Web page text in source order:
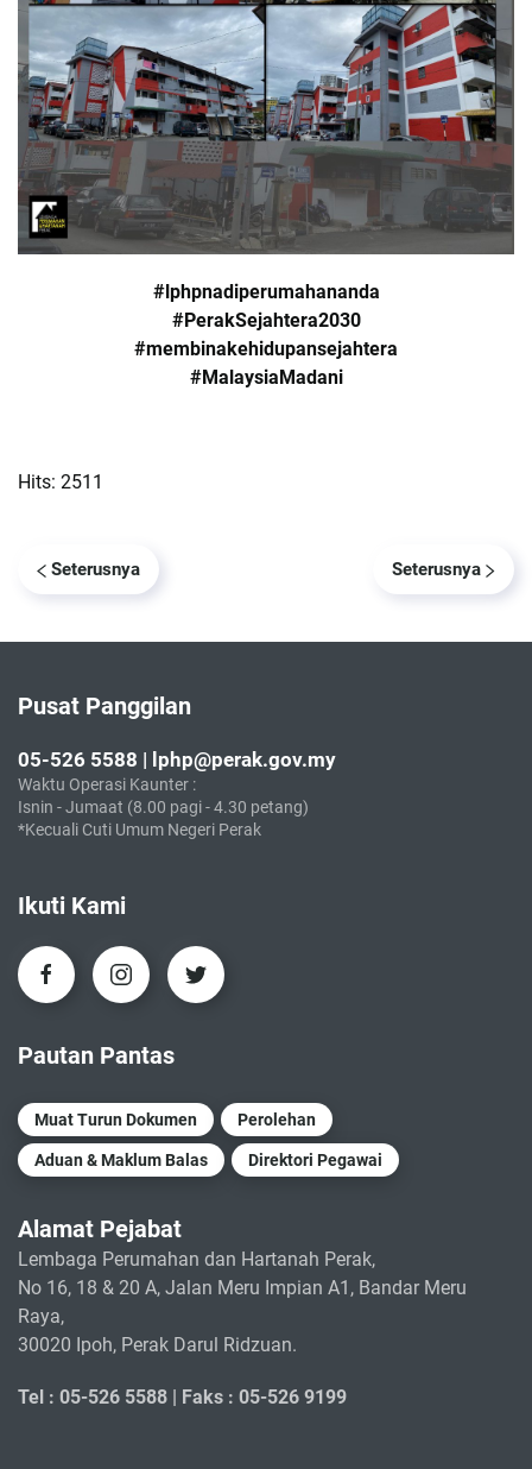
#lphpnadiperumahananda
#PerakSejahtera2030
#membinakehidupansejahtera
#MalaysiaMadani
Hits: 2511
Seterusnya Seterusnya
Pusat Panggilan
05-526 5588 | lphp@perak.gov.my
Waktu Operasi Kaunter :
Isnin - Jumaat (8.00 pagi - 4.30 petang)
*Kecuali Cuti Umum Negeri Perak
Ikuti Kami
Pautan Pantas
Muat Turun Dokumen Perolehan
Aduan & Maklum Balas Direktori Pegawai
Alamat Pejabat
Lembaga Perumahan dan Hartanah Perak,
No 16, 18 & 20 A, Jalan Meru Impian A1, Bandar Meru
Raya,
30020 Ipoh, Perak Darul Ridzuan.
Tel : 05-526 5588 | Faks : 05-526 9199